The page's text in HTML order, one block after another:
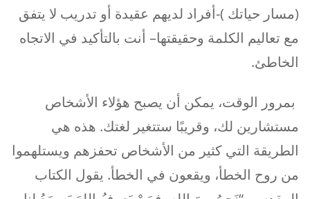
(مسار حياتك )-أفراد لديهم عقيدة أو تدريب لا يتفق
مع تعاليم الكلمة وحقيقتها– أنت بالتأكيد في الاتجاه
الخاطئ.
بمرور الوقت، يمكن أن يصبح هؤلاء الأشخاص
مستشارين لك، وقريبًا ستتغير لغتك. هذه هي
الطريقة التي كثير من الأشخاص تحفزهم ويستلهموا
من روح الخطأ، ويقعون في الخطأ. يقول الكتاب